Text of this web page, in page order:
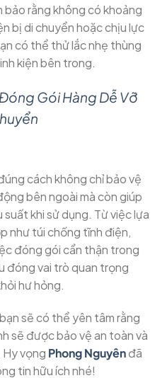
rằng không có khoảng
bị di chuyển hoặc chịu lực
có thể thử lắc nhẹ thùng
kiện bên trong.
Gói Hàng Dễ Vỡ
cách không chỉ bảo vệ
bên ngoài mà còn giúp
khi sử dụng. Từ việc lựa
như túi chống tĩnh điện,
đóng gói cẩn thận trong
đóng vai trò quan trọng
hư hỏng.
sẽ có thể yên tâm rằng
sẽ được bảo vệ an toàn và
vọng Phong Nguyênđã
tin hữu ích nhé!